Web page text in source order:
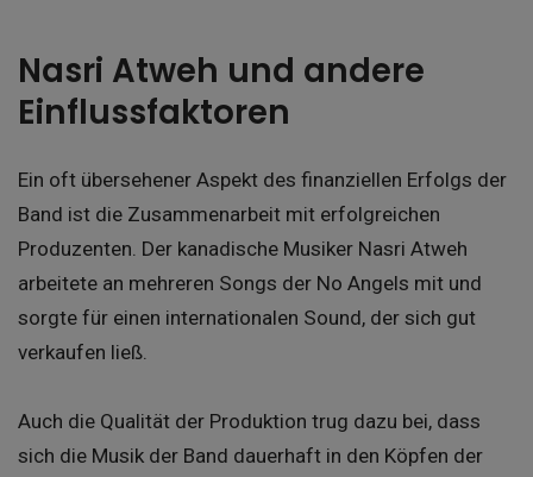
Nasri Atweh und andere
Einflussfaktoren
Ein oft übersehener Aspekt des finanziellen Erfolgs der
Band ist die Zusammenarbeit mit erfolgreichen
Produzenten. Der kanadische Musiker Nasri Atweh
arbeitete an mehreren Songs der No Angels mit und
sorgte für einen internationalen Sound, der sich gut
verkaufen ließ.
Auch die Qualität der Produktion trug dazu bei, dass
sich die Musik der Band dauerhaft in den Köpfen der